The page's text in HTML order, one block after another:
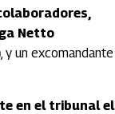
Netto
, y un excomandante
en el tribunal el